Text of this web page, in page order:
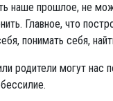
прошлое, не
Главное, что
понимать себя,
родители могут